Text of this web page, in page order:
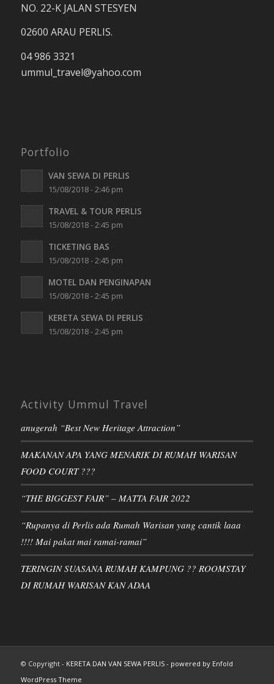
NO. 22-K JALAN STESYEN
02600 ARAU PERLIS.
04 986 3321
ummul_travel@yahoo.com
Portfolio
VAN SEWA DI PERLIS
15/08/2018 - 2:46 pm
TRAVEL & TOUR PERLIS
15/08/2018 - 2:45 pm
TICKETING BAS
15/08/2018 - 2:45 pm
MOTEL DAN PENGINAPAN
15/08/2018 - 2:45 pm
KERETA SEWA DI PERLIS
15/08/2018 - 2:45 pm
Activity Ummul Travel
anugerah “Best New Heritage Attraction”
MAKANAN APA YANG MENARIK DI RUMAH WARISAN
FOOD COURT ???
“THE BIGGEST FAIR” – MATTA FAIR 2022
“Rupanya di Perlis ada Rumah Warisan yang cantik laaa
!!!! Mai pakat mai ramai-ramai”
TERINGIN SUASANA RUMAH KAMPUNG ?? ROOMSTAY
DI RUMAH WARISAN KAN ADAA
© Copyright - KERETA DAN VAN SEWA PERLIS- powered by Enfold
WordPress Theme